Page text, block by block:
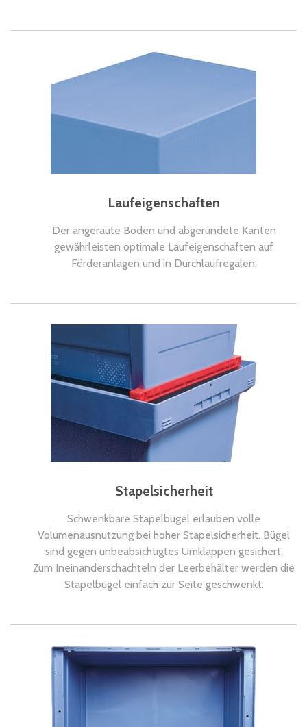
Laufeigenschaften
Der angeraute Boden und abgerundete Kanten
gewährleisten optimale Laufeigenschaften auf
Förderanlagen und in Durchlaufregalen.
Stapelsicherheit
Schwenkbare Stapelbügel erlauben volle
Volumenausnutzung bei hoher Stapelsicherheit. Bügel
sind gegen unbeabsichtigtes Umklappen gesichert.
Zum Ineinanderschachteln der Leerbehälter werden die
Stapelbügel einfach zur Seite geschwenkt.